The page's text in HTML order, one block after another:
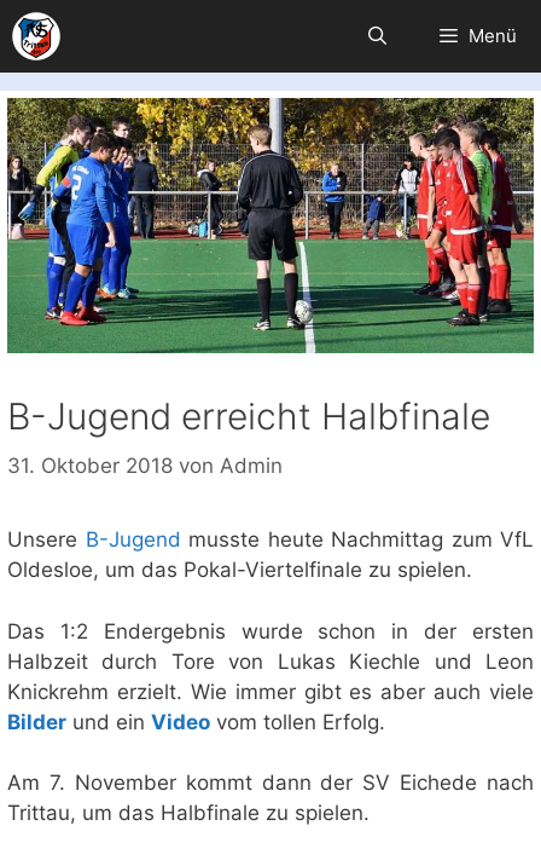
Zum
Inhalt
springen
Menü
B-Jugend erreicht Halbfinale
31. Oktober 2018 von Admin
Unsere B-Jugend musste heute Nachmittag zum VfL
Oldesloe, um das Pokal-Viertelfinale zu spielen.
Das 1:2 Endergebnis wurde schon in der ersten
Halbzeit durch Tore von Lukas Kiechle und Leon
Knickrehm erzielt. Wie immer gibt es aber auch viele
Bilder und ein Video vom tollen Erfolg.
Am 7. November kommt dann der SV Eichede nach
Trittau, um das Halbfinale zu spielen.